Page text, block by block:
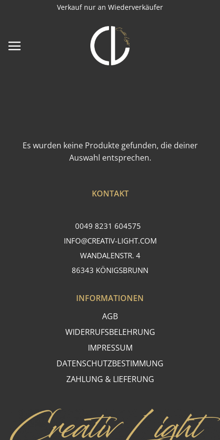
Verkauf nur an Wiederverkäufer
Es wurden keine Produkte gefunden, die deiner
Auswahl entsprechen.
KONTAKT
0049 8231 604575
INFO@CREATIV-LIGHT.COM
WANDALENSTR. 4
86343 KÖNIGSBRUNN
INFORMATIONEN
AGB
WIDERRUFSBELEHRUNG
IMPRESSUM
DATENSCHUTZBESTIMMUNG
ZAHLUNG & LIEFERUNG